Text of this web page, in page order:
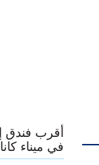
أقرب فندق
في ميناء